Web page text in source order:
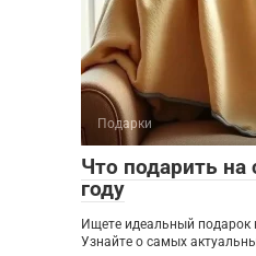
Подарки
Что подарить на
году
Ищете идеальный подарок
Узнайте о самых